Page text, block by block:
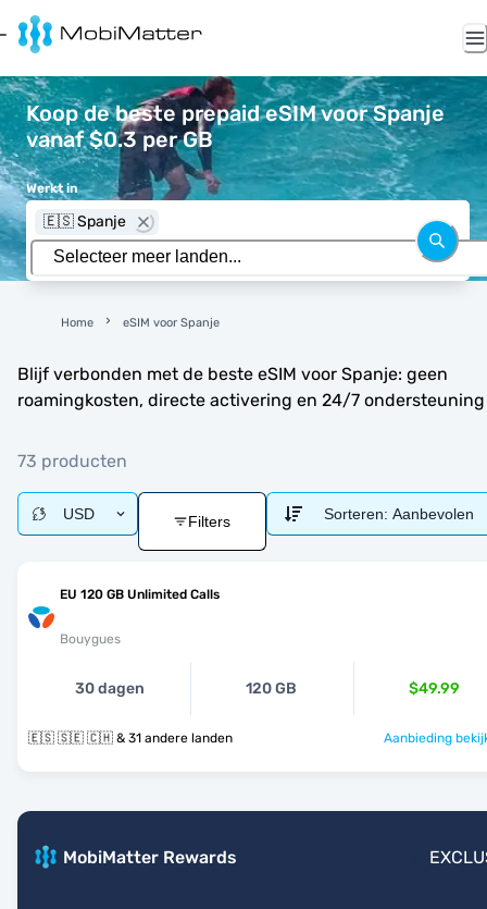
Koop de beste prepaid eSIM voor Spanje
vanaf $0.3 per GB
Werkt in
🇪🇸 Spanje
Home eSIM voor Spanje
Blijf verbonden met de beste eSIM voor Spanje: geen
roamingkosten, directe activering en 24/7 ondersteuning
73 producten
USD Filters Sorteren: Aanbevolen
EU 120 GB Unlimited Calls
Bouygues
30 dagen 120 GB $49.99
🇪🇸 🇸🇪 🇨🇭 & 31 andere landen Aanbieding
MobiMatter Rewards